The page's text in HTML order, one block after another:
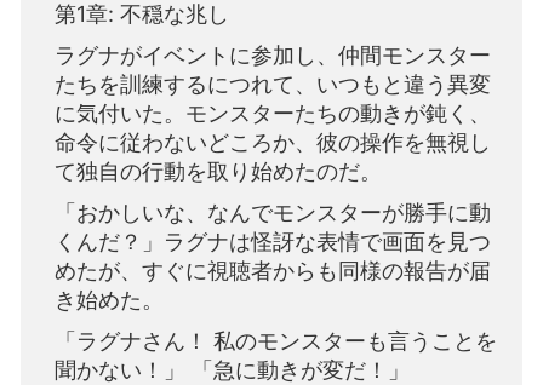
第1章: 不穏な兆し
ラグナがイベントに参加し、仲間モンスター
たちを訓練するにつれて、いつもと違う異変
に気付いた。モンスターたちの動きが鈍く、
命令に従わないどころか、彼の操作を無視し
て独自の行動を取り始めたのだ。
「おかしいな、なんでモンスターが勝手に動
くんだ？」ラグナは怪訝な表情で画面を見つ
めたが、すぐに視聴者からも同様の報告が届
き始めた。
「ラグナさん！ 私のモンスターも言うことを
聞かない！」 「急に動きが変だ！」